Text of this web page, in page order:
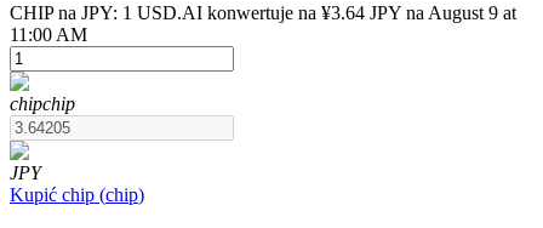
Kontrakty terminowe na USDT
CHIP na JPY: 1 USD.AI konwertuje na ¥3.64 JPY na August 9 at
11:00 AM
chipchip
JPY
Kupić chip (chip)